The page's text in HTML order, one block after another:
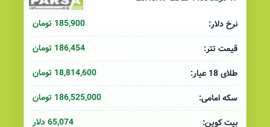
نرخ دلار:
185,900 تومان
قیمت تتر:
186,454 تومان
طلای 18 عیار:
18,814,600 تومان
سکه امامی:
186,525,000 تومان
بیت کوین:
65,074 دلار